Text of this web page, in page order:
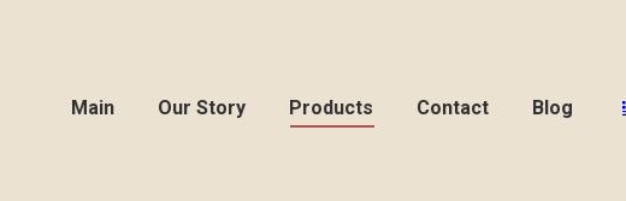
Main Our Story Products Contact Blog